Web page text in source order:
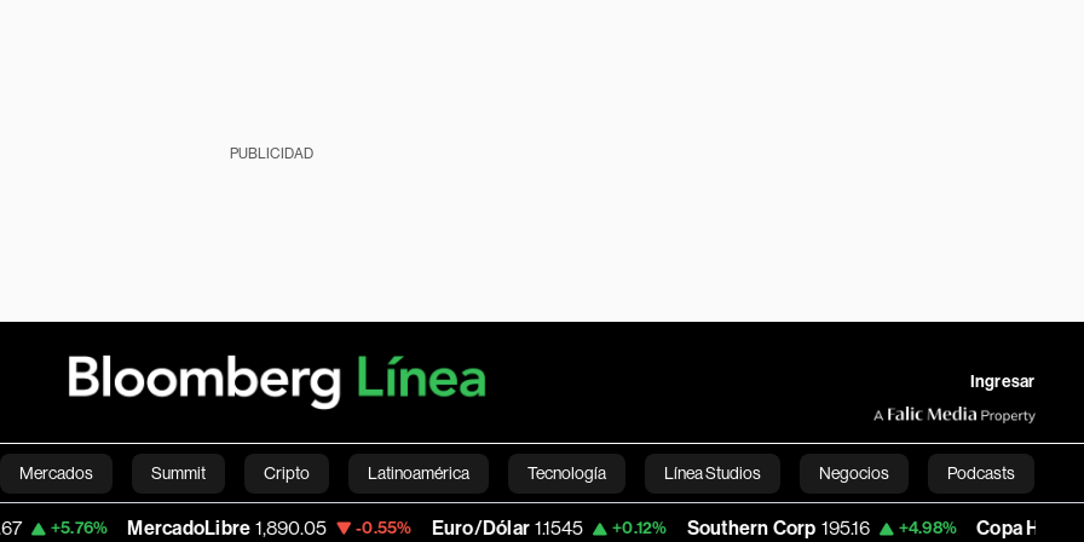
PUBLICIDAD
Ingresar
Mercados Summit Cripto Latinoamérica Tecnología Línea Studios Negocios Podcasts
Economía Estilo de vida Mundo Videos English
MercadoLibre 1,890.05 -0.55% Euro/Dólar 1.1545 +0.12% Southern Corp 195.16 +4.98% Copa Holdings 146.65